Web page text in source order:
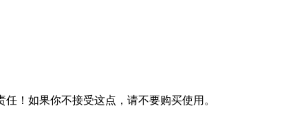
！如果你不接受这点，请不要购买使用。